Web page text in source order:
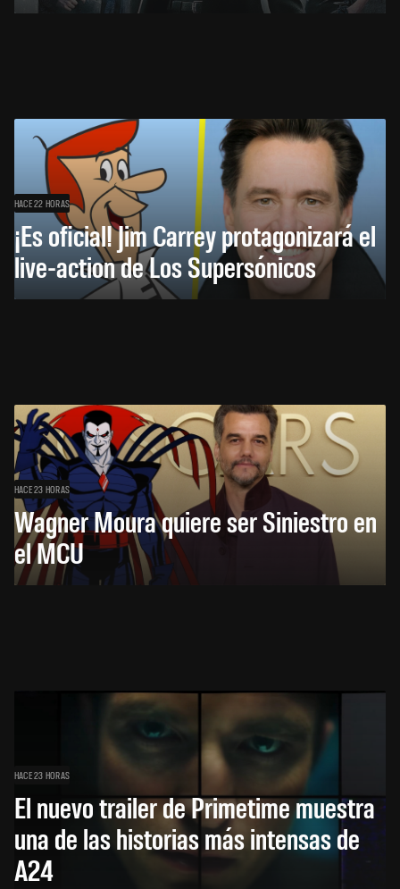
HACE 22 HORAS
¡Es oficial! Jim Carrey protagonizará el
live-action de Los Supersónicos
HACE 23 HORAS
Wagner Moura quiere ser Siniestro en
el MCU
HACE 23 HORAS
El nuevo trailer de Primetime muestra
una de las historias más intensas de
A24